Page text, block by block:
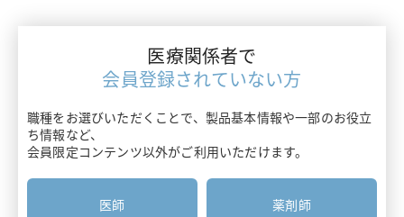
使用期限検索
添付文書ダウンロード
よくあるご質問
安全性情報
片頭痛・てんかん・不眠症
骨粗鬆症・リウマチ
医療サポートTOP
がんゲノム医療トピックス
医療関係者と患者さんのコミュニケーション
胃癌HER2診断
患者サポートTOP
患者さん向け資材
疾患啓発サイト・患者さん向けサイト
医療関係者で
会員登録されていない方
職種をお選びいただくことで、製品基本情報や一部のお役立
ち情報など、
会員限定コンテンツ以外がご利用いただけます。
医師 薬剤師